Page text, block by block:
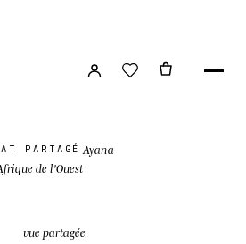
PARTAGÉ Ayana
de l'Ouest
vue partagée